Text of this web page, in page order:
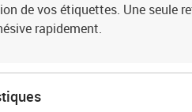
de vos étiquettes. Une seule
rapidement.